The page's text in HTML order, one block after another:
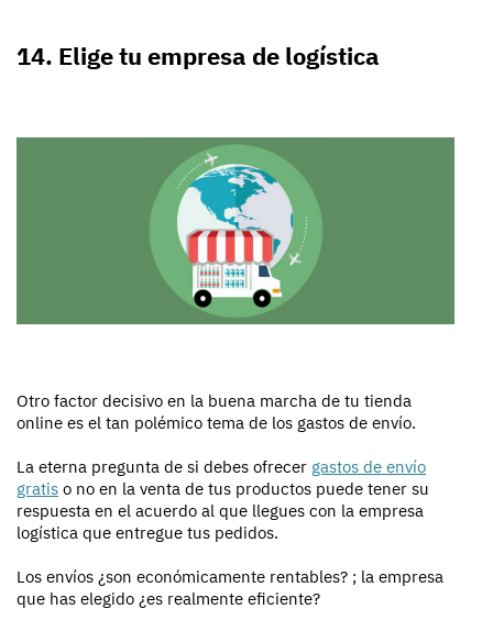
14. Elige tu empresa de logística
Otro factor decisivo en la buena marcha de tu tienda
online es el tan polémico tema de los gastos de envío.
La eterna pregunta de si debes ofrecer gastos de envío
gratis o no en la venta de tus productos puede tener su
respuesta en el acuerdo al que llegues con la empresa
logística que entregue tus pedidos.
Los envíos ¿son económicamente rentables? ; la empresa
que has elegido ¿es realmente eficiente?